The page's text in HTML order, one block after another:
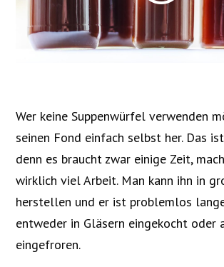
Wer keine Suppenwürfel verwenden
seinen Fond einfach selbst her. Das
denn es braucht zwar einige Zeit,
wirklich viel Arbeit. Man kann ihn in
herstellen und er ist problemlos
entweder in Gläsern eingekocht oder
eingefroren.